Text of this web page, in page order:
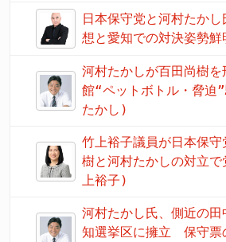
日本保守党と河村たか
想と愛知での対決姿勢
河村たかしが百田尚樹
館“ペットボトル・脅
たかし)
竹上裕子議員が日本保
樹と河村たかしの対立
上裕子)
河村たかし氏、側近の
知選挙区に擁立 保守票